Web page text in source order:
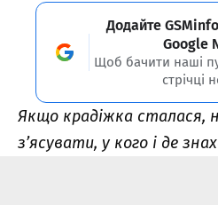
Додайте
Google
Щоб бачити наші
стрічці
Якщо крадіжка сталася,
з’ясувати, у кого і де